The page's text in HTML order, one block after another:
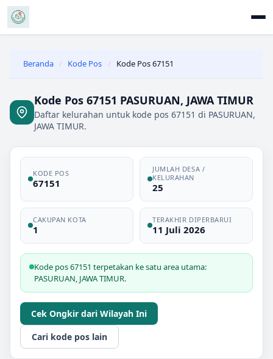
Beranda / Kode Pos / Kode Pos 67151
Kode Pos 67151 PASURUAN, JAWA TIMUR
Daftar kelurahan untuk kode pos 67151 di PASURUAN,
JAWA TIMUR.
KODE POS
67151
JUMLAH DESA /
KELURAHAN
25
CAKUPAN KOTA
1
TERAKHIR DIPERBARUI
11 Juli 2026
Kode pos 67151 terpetakan ke satu area utama:
PASURUAN, JAWA TIMUR.
Cek Ongkir dari Wilayah Ini
Cari kode pos lain